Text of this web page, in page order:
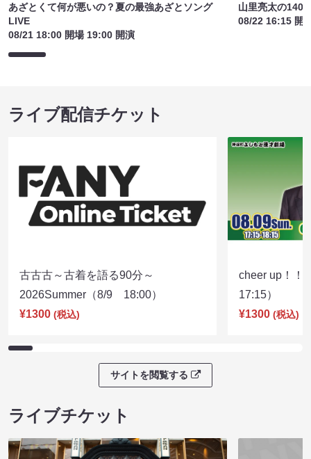
あざとくて何が悪いの？夏の最強あざとソング
LIVE
08/21 18:00 開場 19:00 開演
山里亮太の140
08/22 16:15 開
ライブ配信チケット
古古古～古着を語る90分～
2026Summer（8/9 18:00）
¥1300 (税込)
cheer up！
17:15）
¥1300 (税込)
サイトを閲覧する
ライブチケット